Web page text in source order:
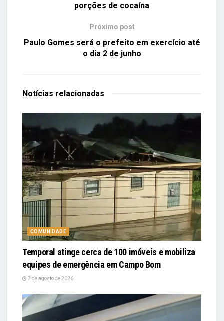
porções de cocaína
Próximo post
Paulo Gomes será o prefeito em exercício até
o dia 2 de junho
Notícias relacionadas
COMUNIDADE
Temporal atinge cerca de 100 imóveis e mobiliza
equipes de emergência em Campo Bom
7 de agosto de 2026